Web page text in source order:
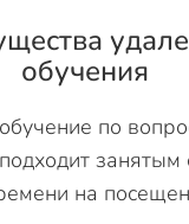
обучения
по
занятым
на